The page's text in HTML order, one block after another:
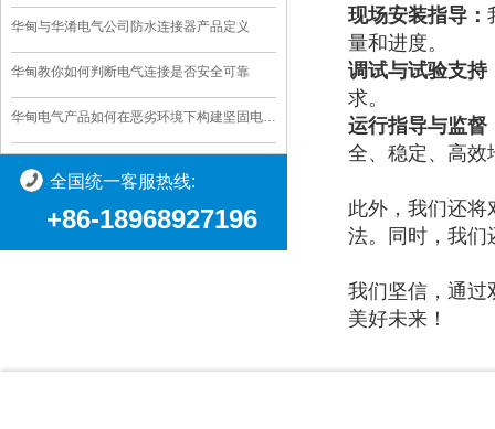
华甸与华淆电气公司防水连接器产品定义
华甸教你如何判断电气连接是否安全可靠
华甸电气产品如何在恶劣环境下构建坚固电气连接
全国统一客服热线:
+86-18968927196
现场安装指导：
量和进度。
调试与试验支持
求。
运行指导与监督
全、稳定、高效
此外，我们还
法。同时，我们
我们坚信，通过
美好未来！